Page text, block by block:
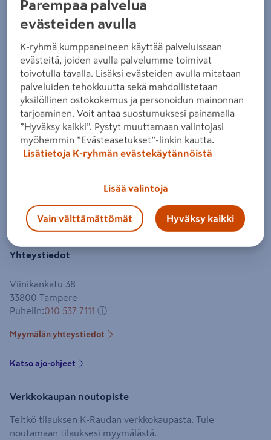
Myymälän sisäkartta
Avaa kartta
Yhteystiedot
Viinikankatu 38
33800 Tampere
Puhelin:010 537 7111 ⓘ
Myymälän yhteystiedot
Katso ajo-ohjeet
Verkkokaupan noutopiste
Teitkö tilauksen K-Raudan verkkokaupasta. Tule
noutamaan tilauksesi myymälästä.
Parempaa palvelua
evästeiden avulla
K-ryhmä kumppaneineen käyttää palveluissaan
evästeitä, joiden avulla palvelumme toimivat
toivotulla tavalla. Lisäksi evästeiden avulla mitataan
palveluiden tehokkuutta sekä mahdollistetaan
yksilöllinen ostokokemus ja personoidun mainonnan
tarjoaminen. Voit antaa suostumuksesi painamalla
”Hyväksy kaikki”. Pystyt muuttamaan valintojasi
myöhemmin ”Evästeasetukset”-linkin kautta.
Lisätietoja K-ryhmän evästekäytännöistä
Lisää valintoja
Vain välttämättömät Hyväksy kaikki